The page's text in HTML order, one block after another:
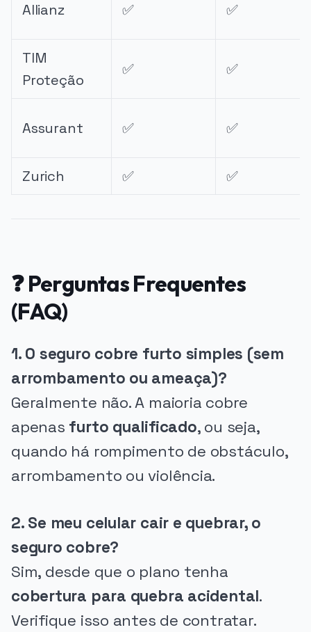
Allianz ✅ ✅
TIM
Proteção
✅ ✅
Assurant ✅ ✅
Zurich ✅ ✅
❓ Perguntas Frequentes
(FAQ)
1. O seguro cobre furto simples (sem
arrombamento ou ameaça)?
Geralmente não. A maioria cobre
apenas furto qualificado, ou seja,
quando há rompimento de obstáculo,
arrombamento ou violência.
2. Se meu celular cair e quebrar, o
seguro cobre?
Sim, desde que o plano tenha
cobertura para quebra acidental.
Verifique isso antes de contratar.